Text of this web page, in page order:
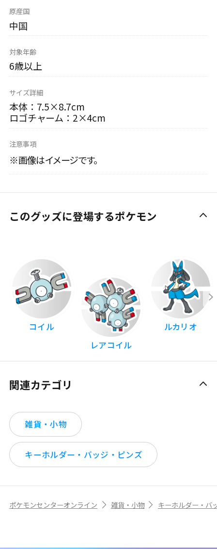
原産国
中国
対象年齢
6歳以上
サイズ詳細
本体：7.5×8.7cm
ロゴチャーム：2×4cm
注意事項
※画像はイメージです。
このグッズに登場するポケモン
コイル
レアコイル
ルカリオ
関連カテゴリ
雑貨・小物
キーホルダー・バッジ・ピンズ
ポケモンセンターオンライン 雑貨・小物 キーホルダー・バ